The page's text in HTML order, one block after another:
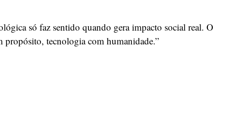
só faz sentido quando gera impacto social real. O
propósito, tecnologia com humanidade.”